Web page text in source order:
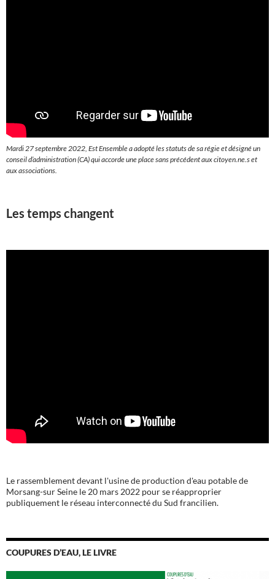
Mardi 27 septembre 2022, Est Ensemble a adopté les statuts de sa régie et désigné un
conseil d’administration (CA) qui accorde une place sans précédent aux citoyen.ne.s et
aux associations.
Les temps changent
Le rassemblement devant l'usine de production d'eau potable de
Morsang-sur Seine le 20 mars 2022 pour se réapproprier
publiquement le réseau interconnecté du Sud francilien.
COUPURES D’EAU, LE LIVRE